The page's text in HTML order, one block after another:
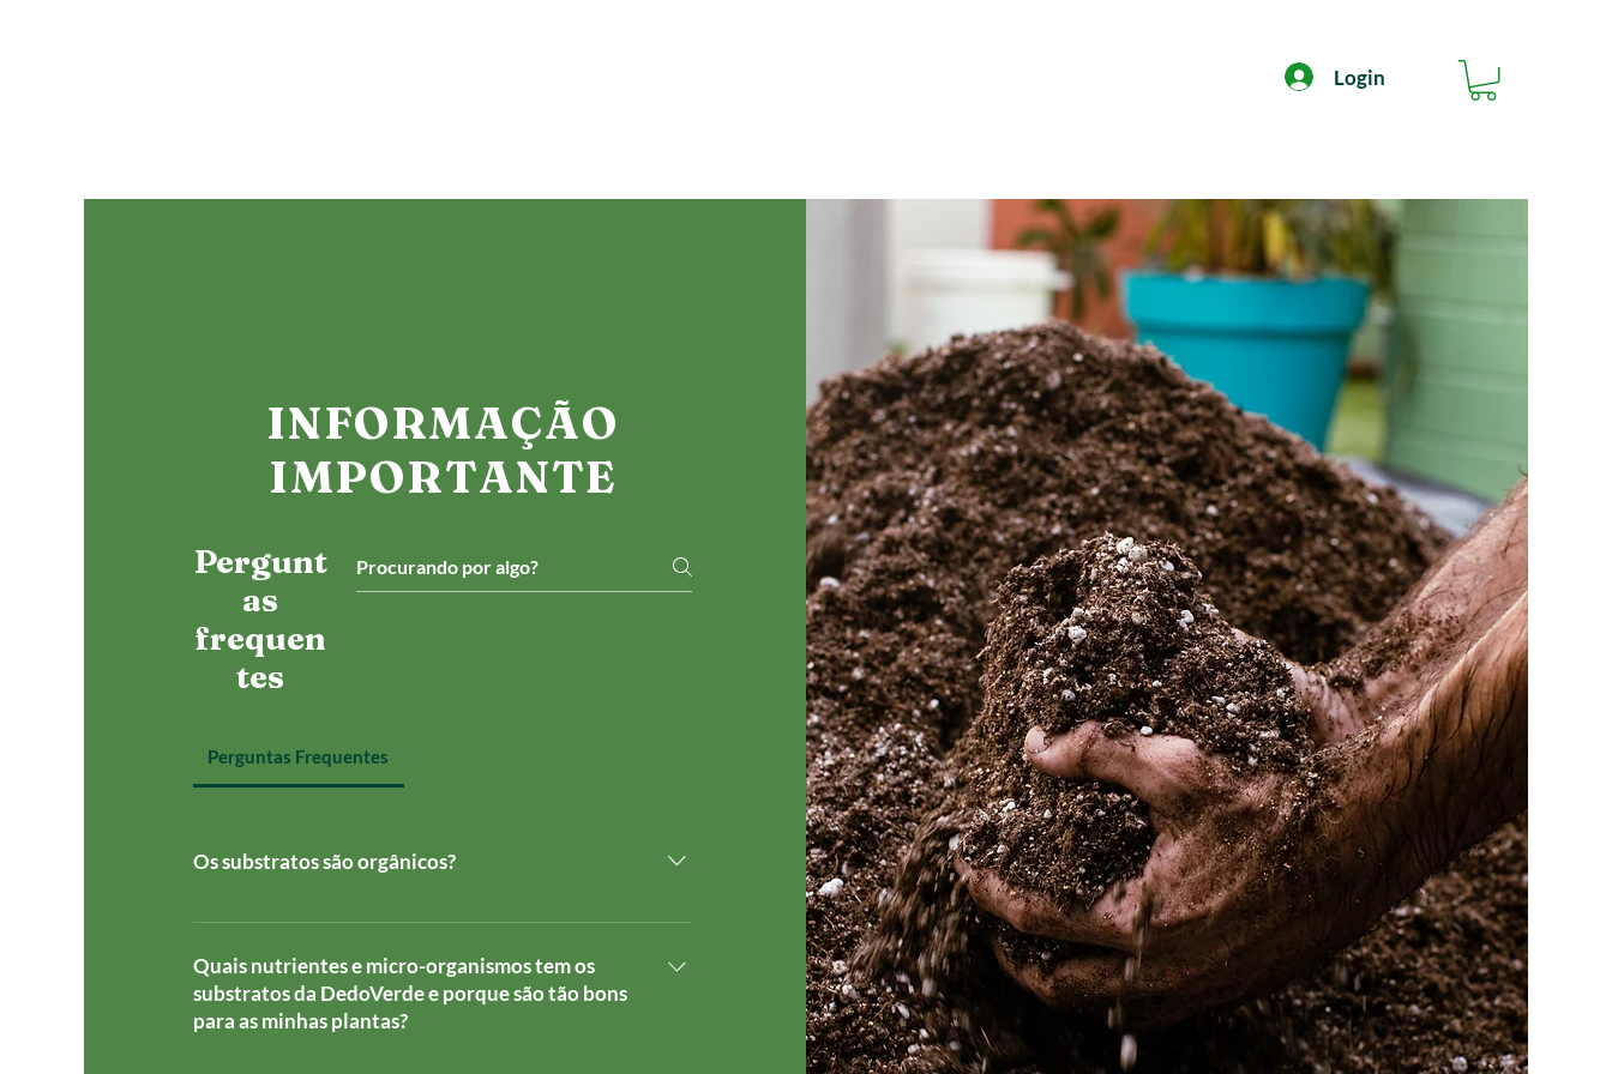
Login
INFORMAÇÃO
IMPORTANTE
Pergunt
as
frequen
tes
Perguntas Frequentes
Os substratos são orgânicos?
Sim! Nossos substratos são preparados de forma
qualidade. Nosso objetivo é fornecer produtos
naturais, artesanais e brasileiros para cultivo de alta
performance, seja ele indoor ou outdoor.
Quais nutrientes e micro-organismos tem os
substratos da DedoVerde e porque são tão bons
para as minhas plantas?